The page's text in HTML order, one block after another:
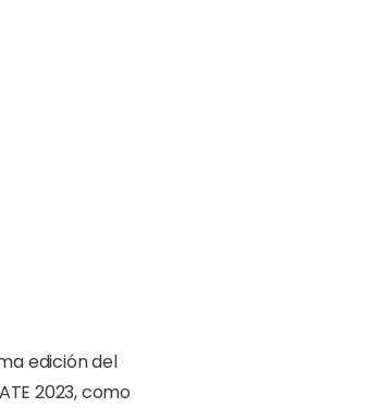
edición del
2023, como